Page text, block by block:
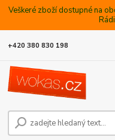
Veškeré zboží dostupné na
+420 380 830 198